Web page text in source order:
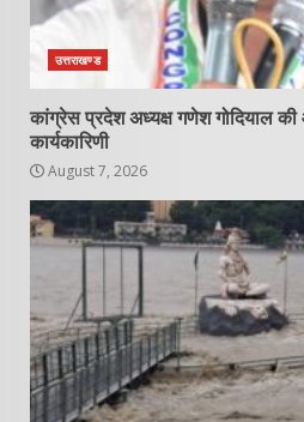
उत्तराखण्ड
कांग्रेस प्रदेश अध्यक्ष गणेश गोदियाल की
कार्यकारिणी
August 7, 2026